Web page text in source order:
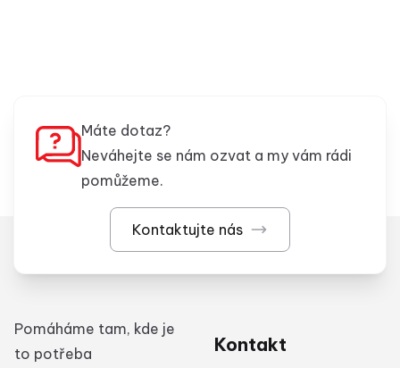
Máte dotaz?
Neváhejte se nám ozvat a my vám rádi
pomůžeme.
Kontaktujte nás
Pomáháme tam, kde je
to potřeba
Kontakt